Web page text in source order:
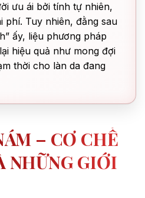
ưu ái bởi tính tự nhiên,
phí. Tuy nhiên, đằng sau
ấy, liệu phương pháp
hiệu quả như mong đợi
thời cho làn da đang
– CƠ CHẾ
NHỮNG GIỚI